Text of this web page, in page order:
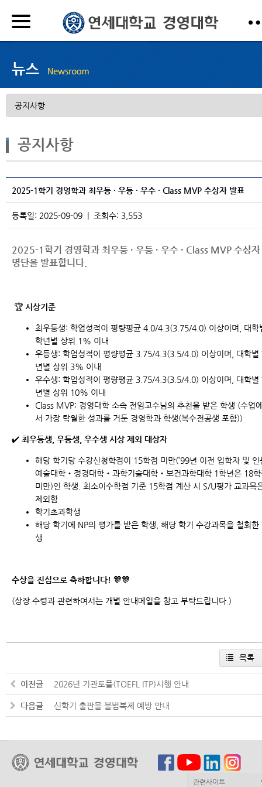
공지사항
2025-1학기 경영학과 최우등 · 우등 · 우수 · Class MVP 수상자 발표
등록일: 2025-09-09 | 조회수: 3,553
2025-1학기 경영학과 최우등 · 우등 · 우수 · Class MVP 수상자
명단을 발표합니다.
🏆 시상기준
최우등생: 학업성적이 평량평균 4.0/4.3(3.75/4.0) 이상이며, 대학
학년별 상위 1% 이내
우등생: 학업성적이 평량평균 3.75/4.3(3.5/4.0) 이상이며, 대학별
년별 상위 3% 이내
우수생: 학업성적이 평량평균 3.75/4.3(3.5/4.0) 이상이며, 대학별
년별 상위 10% 이내
Class MVP: 경영대학 소속 전임교수님의 추천을 받은 학생 (수업
서 가장 탁월한 성과를 거둔 경영학과 학생(복수전공생 포함))
✔️ 최우등생, 우등생, 우수생 시상 제외 대상자
해당 학기당 수강신청학점이 15학점 미만(’99년 이전 입학자 및 인
예술대학‧정경대학‧과학기술대학‧보건과학대학 1학년은 18학
미만)인 학생. 최소이수학점 기준 15학점 계산 시 S/U평가 교과목
제외함
학기초과학생
해당 학기에 NP의 평가를 받은 학생, 해당 학기 수강과목을 철회한
생
수상을 진심으로 축하합니다! 🎊🎊
(상장 수령과 관련하여서는 개별 안내메일을 참고 부탁드립니다.)
목록
이전글 2026년 기관토플(TOEFL ITP)시행 안내
다음글 신학기 출판물 불법복제 예방 안내